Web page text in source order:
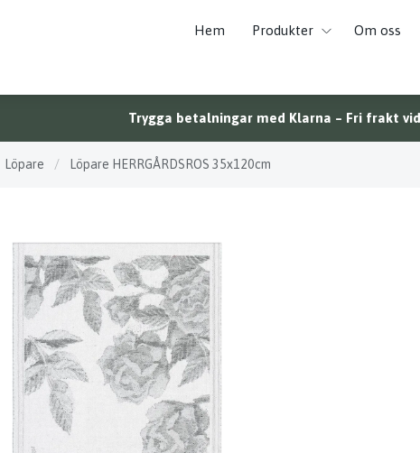
Hem Produkter Om oss
Trygga betalningar med Klarna – Fri frakt
Löpare / Löpare HERRGÅRDSROS 35x120cm